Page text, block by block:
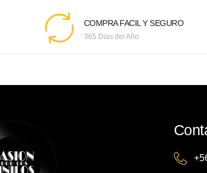
COMPRA FACIL Y SEGURO
365 Dias del Año